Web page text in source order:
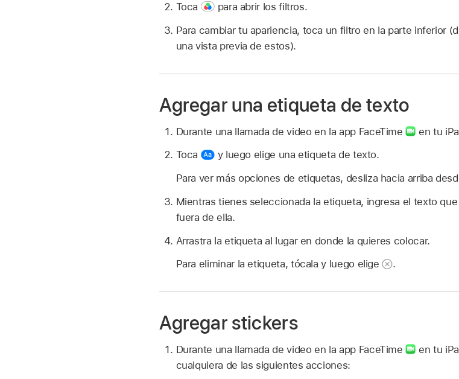
Toca
para abrir los filtros.
Para cambiar tu apariencia, toca un filtro en la parte inferior
una vista previa de estos).
Agregar una etiqueta de texto
Durante una llamada de video en la app FaceTime en tu
Toca
y luego elige una etiqueta de texto.
Para ver más opciones de etiquetas, desliza hacia arriba
Mientras tienes seleccionada la etiqueta, ingresa el texto
fuera de ella.
Arrastra la etiqueta al lugar en donde la quieres colocar.
Para eliminar la etiqueta, tócala y luego elige
.
Agregar stickers
Durante una llamada de video en la app FaceTime en tu
cualquiera de las siguientes acciones: